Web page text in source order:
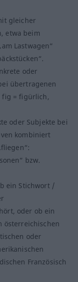
gleicher
etwa beim
Lastwagen“
oder
übertragenen
fig = figürlich,
oder Subjekte bei
kombiniert
bzw.
ein Stichwort /
oder ob ein
österreichischen
oder
Französisch